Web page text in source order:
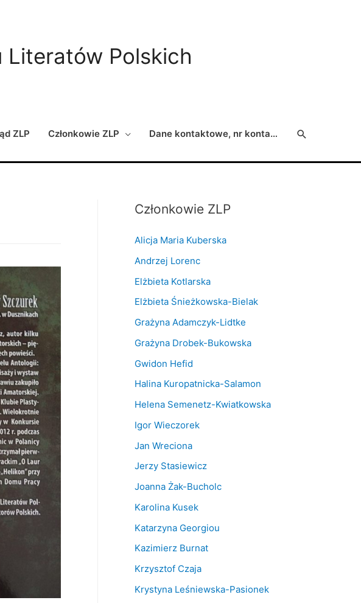
Literatów Polskich
ZLP Członkowie ZLP Dane kontaktowe, nr konta… Search
Członkowie ZLP
Alicja Maria Kuberska
Andrzej Lorenc
Elżbieta Kotlarska
Elżbieta Śnieżkowska-Bielak
Grażyna Adamczyk-Lidtke
Grażyna Drobek-Bukowska
Gwidon Hefid
Halina Kuropatnicka-Salamon
Helena Semenetz-Kwiatkowska
Igor Wieczorek
Jan Wreciona
Jerzy Stasiewicz
Joanna Żak-Bucholc
Karolina Kusek
Katarzyna Georgiou
Kazimierz Burnat
Krzysztof Czaja
Krystyna Leśniewska-Pasionek